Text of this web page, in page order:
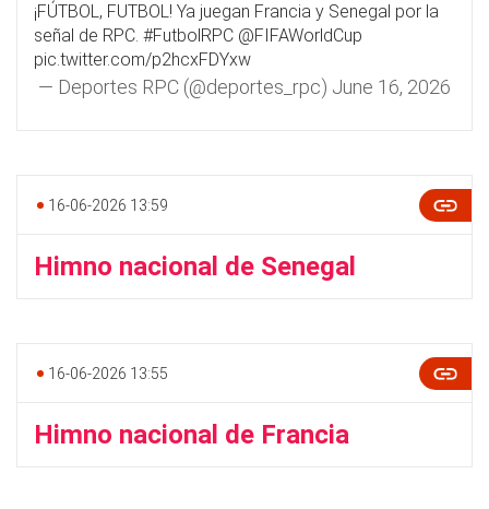
¡FÚTBOL, FUTBOL! Ya juegan Francia y Senegal por la
señal de RPC. #FutbolRPC @FIFAWorldCup
pic.twitter.com/p2hcxFDYxw
— Deportes RPC (@deportes_rpc) June 16, 2026
16-06-2026 13:59
Himno nacional de Senegal
16-06-2026 13:55
Himno nacional de Francia